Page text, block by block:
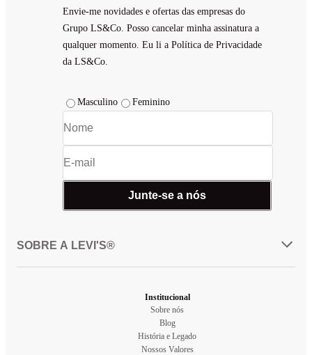
Envie-me novidades e ofertas das empresas do
Grupo LS&Co. Posso cancelar minha assinatura a
qualquer momento. Eu li a Política de Privacidade
da LS&Co.
Masculino Feminino
Junte-se a nós
SOBRE A LEVI'S®
Institucional
Sobre nós
Blog
História e Legado
Nossos Valores